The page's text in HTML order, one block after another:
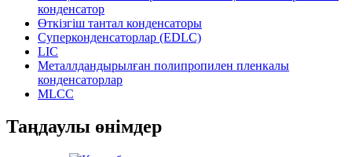
конденсатор
Өткізгіш тантал конденсаторы
Суперконденсаторлар (EDLC)
LIC
Металлдандырылған полипропилен пленкалы
конденсаторлар
MLCC
Таңдаулы өнімдер